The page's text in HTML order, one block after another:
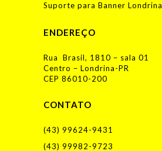
Suporte para Banner Londrina
ENDEREÇO
Rua Brasil, 1810 – sala 01
Centro – Londrina-PR
CEP 86010-200
CONTATO
(43) 99624-9431
(43) 99982-9723